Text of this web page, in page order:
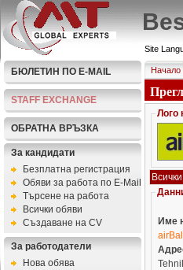
БЮЛЕТИН ПО E-MAIL
STAFF EXCHANGE
ОБРАТНА ВРЪЗКА
За кандидати
Безплатна регистрация
Обяви за работа по E-Mail
Търсене на работа
Всички обяви
Създаване на CV
За работодатели
Нова обява
Site
Начало
Име